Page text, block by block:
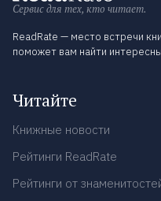
Сервис для тех, кто читает.
ReadRate — место встречи
поможет вам найти
Читайте
Книжные новости
Рейтинги ReadRate
Рейтинги от